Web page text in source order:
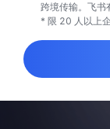
跨境传输。飞书
* 限 20 人以上企